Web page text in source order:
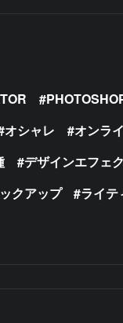
オシャレ オンラ
デザインエフェ
クアップ ライテ